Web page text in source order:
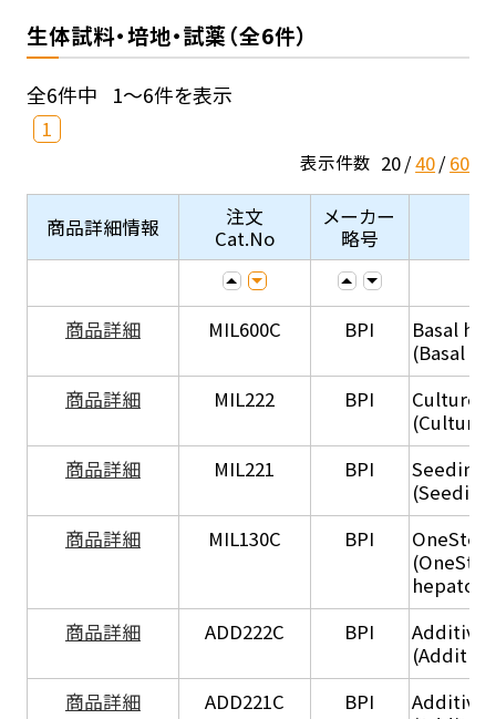
生体試料・培地・試薬（全6件）
全6件中 1～6件を表示
1
表示件数 20 40 60
商品詳細情報
注文
Cat.No
メーカー
略号
商品詳細 MIL600C BPI
Basal
(Basal
商品詳細
MIL222 BPI
Culture
(Culture
商品詳細
MIL221 BPI
Seeding
商品詳細
MIL130C BPI
商品詳細
ADD222C BPI
商品詳細
ADD221C BPI